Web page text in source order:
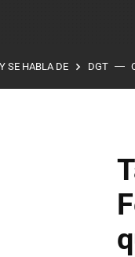
SE HABLA DE DGT